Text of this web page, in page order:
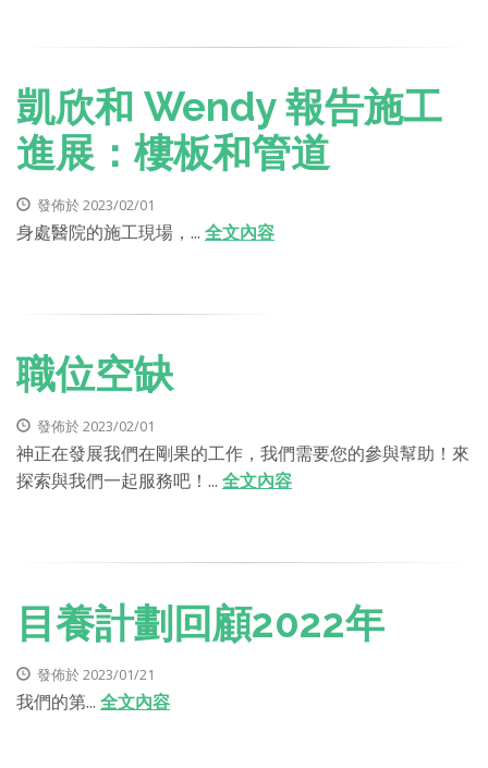
凱欣和 Wendy 報告施工
進展：樓板和管道
發佈於 2023/02/01
身處醫院的施工現場，... 全文內容
職位空缺
發佈於 2023/02/01
神正在發展我們在剛果的工作，我們需要您的參與幫助！來
探索與我們一起服務吧！... 全文內容
目養計劃回顧2022年
發佈於 2023/01/21
我們的第... 全文內容